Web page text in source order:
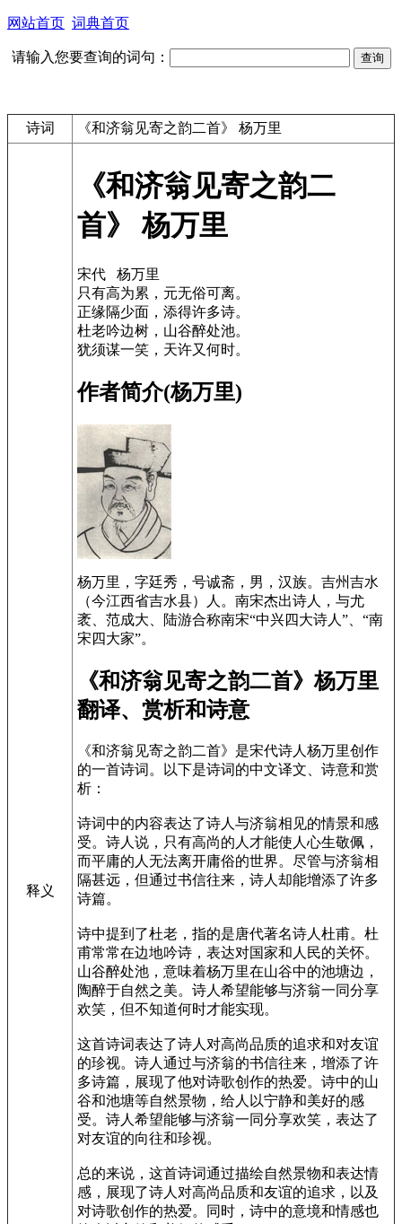
网站首页 词典首页
请输入您要查询的词句：
诗词 《和济翁见寄之韵二首》 杨万里
释义
《和济翁见寄之韵二
首》 杨万里
宋代 杨万里
只有高为累，元无俗可离。
正缘隔少面，添得许多诗。
杜老吟边树，山谷醉处池。
犹须谋一笑，天许又何时。
作者简介(杨万里)
杨万里，字廷秀，号诚斋，男，汉族。吉州吉水
（今江西省吉水县）人。南宋杰出诗人，与尤
袤、范成大、陆游合称南宋“中兴四大诗人”、“南
宋四大家”。
《和济翁见寄之韵二首》杨万里
翻译、赏析和诗意
《和济翁见寄之韵二首》是宋代诗人杨万里创作
的一首诗词。以下是诗词的中文译文、诗意和赏
析：
诗词中的内容表达了诗人与济翁相见的情景和感
受。诗人说，只有高尚的人才能使人心生敬佩，
而平庸的人无法离开庸俗的世界。尽管与济翁相
隔甚远，但通过书信往来，诗人却能增添了许多
诗篇。
诗中提到了杜老，指的是唐代著名诗人杜甫。杜
甫常常在边地吟诗，表达对国家和人民的关怀。
山谷醉处池，意味着杨万里在山谷中的池塘边，
陶醉于自然之美。诗人希望能够与济翁一同分享
欢笑，但不知道何时才能实现。
这首诗词表达了诗人对高尚品质的追求和对友谊
的珍视。诗人通过与济翁的书信往来，增添了许
多诗篇，展现了他对诗歌创作的热爱。诗中的山
谷和池塘等自然景物，给人以宁静和美好的感
受。诗人希望能够与济翁一同分享欢笑，表达了
对友谊的向往和珍视。
总的来说，这首诗词通过描绘自然景物和表达情
感，展现了诗人对高尚品质和友谊的追求，以及
对诗歌创作的热爱。同时，诗中的意境和情感也